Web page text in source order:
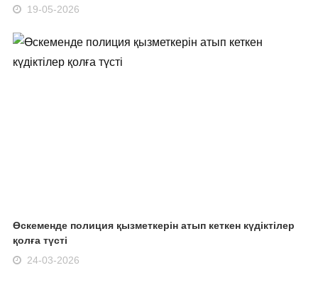
19-05-2026
Өскеменде полиция қызметкерін атып кеткен күдіктілер
қолға түсті
24-03-2026